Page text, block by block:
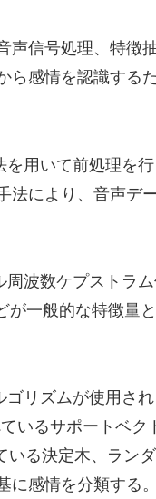
声信号処理、特徴
ら感情を認識する
用いて前処理を
法により、音声デ
波数ケプストラ
が一般的な特徴量
リズムが使用され
いるサポートベク
いる決定木、ラン
感情を分類する。